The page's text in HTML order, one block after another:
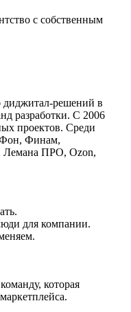
с собственным
решений в
разработки. С 2006
проектов. Среди
Финам,
Лемана ПРО, Ozon,
для компании.
которая